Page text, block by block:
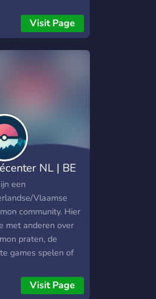
wat Pokémon Go
en off-topic als je
Visit Page
NL | BE
een
Vlaamse
community. Hier
met anderen over
praten, de
games spelen of
in Pokémon Unite.
een toernooitje, of
Visit Page